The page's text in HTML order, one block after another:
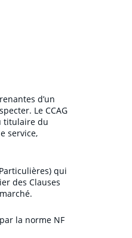
d’un
Le CCAG
titulaire du
service,
qui
des Clauses
la norme NF